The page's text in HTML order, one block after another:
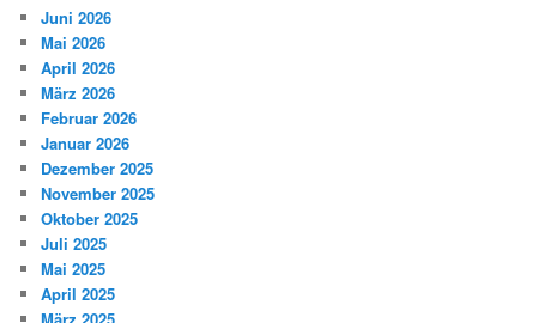
Juni 2026
Mai 2026
April 2026
März 2026
Februar 2026
Januar 2026
Dezember 2025
November 2025
Oktober 2025
Juli 2025
Mai 2025
April 2025